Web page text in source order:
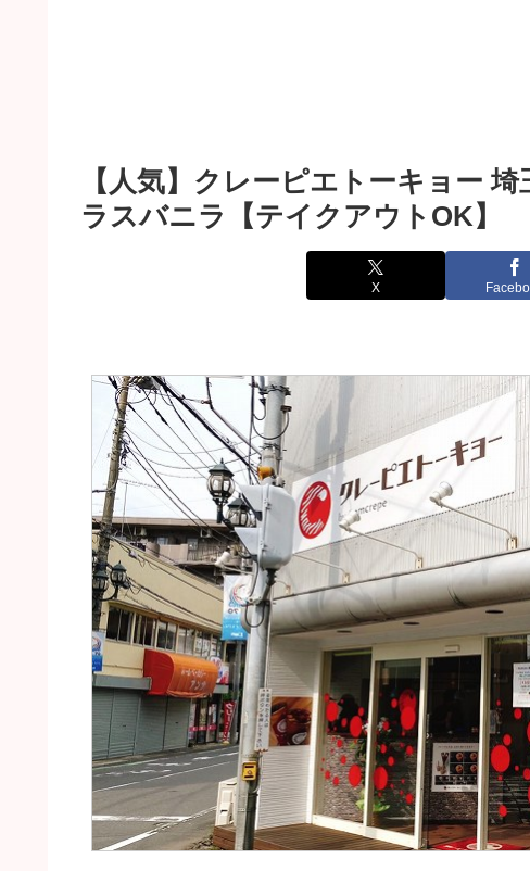
【人気】クレーピエトーキョー
ラスバニラ【テイクアウトOK】
X